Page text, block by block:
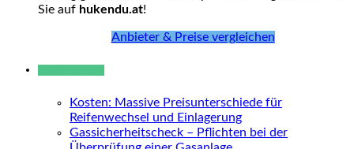
Sie auf hukendu.at!
Anbieter & Preise vergleichen
Kosten: Massive Preisunterschiede für
Reifenwechsel und Einlagerung
Gassicherheitscheck – Pflichten bei der